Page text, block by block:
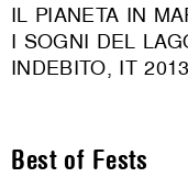
IL PIANETA IN
I SOGNI DEL
INDEBITO, IT
Best of Fests